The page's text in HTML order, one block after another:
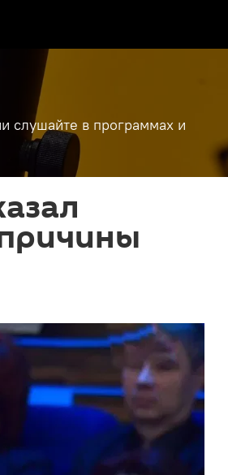
слушайте в программах и